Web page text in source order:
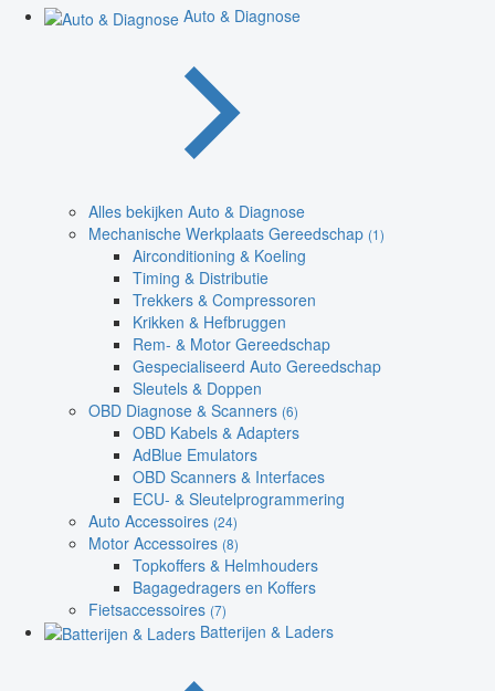
Auto & Diagnose
Alles bekijken Auto & Diagnose
Mechanische Werkplaats Gereedschap (1)
Airconditioning & Koeling
Timing & Distributie
Trekkers & Compressoren
Krikken & Hefbruggen
Rem- & Motor Gereedschap
Gespecialiseerd Auto Gereedschap
Sleutels & Doppen
OBD Diagnose & Scanners (6)
OBD Kabels & Adapters
AdBlue Emulators
OBD Scanners & Interfaces
ECU- & Sleutelprogrammering
Auto Accessoires (24)
Motor Accessoires (8)
Topkoffers & Helmhouders
Bagagedragers en Koffers
Fietsaccessoires (7)
Batterijen & Laders